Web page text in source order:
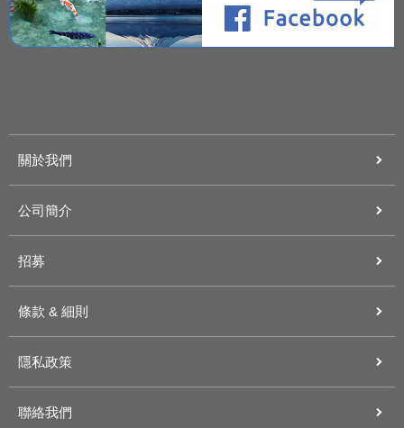
關於我們
公司簡介
招募
條款 & 細則
隱私政策
聯絡我們